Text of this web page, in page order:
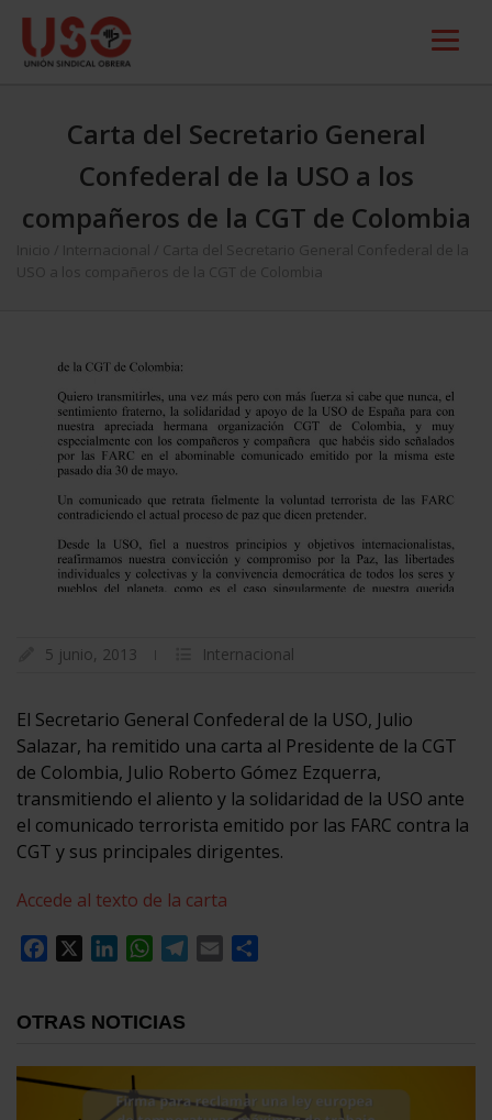
Carta del Secretario General
Confederal de la USO a los
compañeros de la CGT de Colombia
Inicio Internacional
Carta del Secretario General Confederal de la
USO a los compañeros de la CGT de Colombia
5 junio, 2013 Internacional
El Secretario General Confederal de la USO, Julio
Salazar, ha remitido una carta al Presidente de la CGT
de Colombia, Julio Roberto Gómez Ezquerra,
transmitiendo el aliento y la solidaridad de la USO ante
el comunicado terrorista emitido por las FARC contra la
CGT y sus principales dirigentes.
Accede al texto de la carta
Facebook
LinkedInWhatsApp
Telegram
Email
OTRAS NOTICIAS